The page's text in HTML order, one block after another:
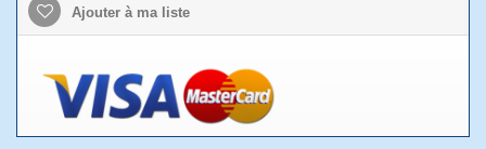
Ajouter à ma liste